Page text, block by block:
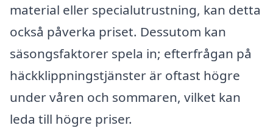
material eller specialutrustning, kan detta
också påverka priset. Dessutom kan
säsongsfaktorer spela in; efterfrågan på
häckklippningstjänster är oftast högre
under våren och sommaren, vilket kan
leda till högre priser.